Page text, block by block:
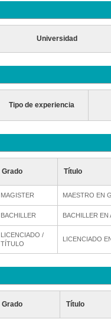
Universidad
Tipo de experiencia
Grado Título
MAGISTER MAESTRO EN
BACHILLER BACHILLER EN
LICENCIADO /
TÍTULO
LICENCIADO
Grado Título